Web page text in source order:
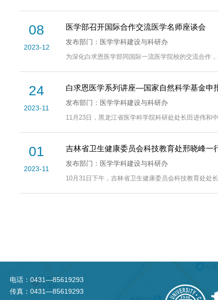
08
2023-12
医学部召开国际合作交流医学名师座谈会
发布部门：医学学科建设与科研办
为深化白求恩医学部同国际一流医学院校的交流合作
24
2023-11
白求恩医学系列讲座—国家自然科学基金申
发布部门：医学学科建设与科研办
11月23日，黑龙江省医学科学院科研处处长田进伟和
01
2023-11
吉林省卫生健康委员会科技教育处邢晓峰一
发布部门：医学学科建设与科研办
10月31日下午，吉林省卫生健康委员会科技教育处处
电话：0431—85619293
传真：0431—85619293